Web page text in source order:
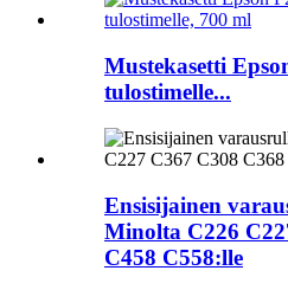
Mustekasetti
tulostimelle...
Ensisijainen
Minolta C226
C458 C558:lle